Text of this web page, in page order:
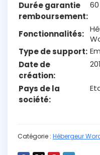
Durée garantie
remboursement
60
Fonctionnalités
Type de support
Date de
création
Pays de la
société
Catégorie : Hébergeur